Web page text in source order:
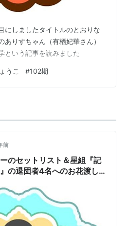
にしましたタイトルのとおりな
ありすちゃん（有栖妃華さん）
という記事を読みました
うこ #102期
前
のセットリスト＆星組『記
の退団者4名へのお花渡し…